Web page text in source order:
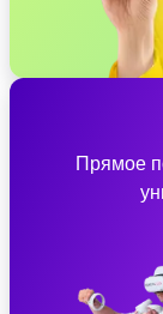
Прямое